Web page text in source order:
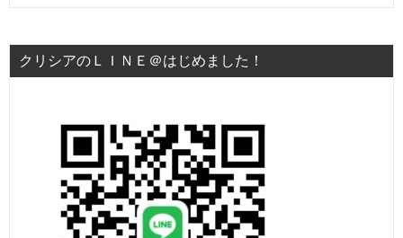
クリシアのＬＩＮＥ＠はじめました！